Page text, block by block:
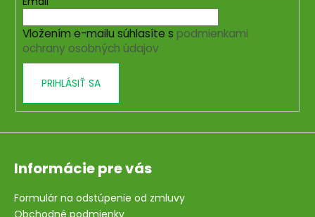
r
v
k
s
Vložením e-mailu súhlasíte s podmienkami
ochrany osobných údajov
PRIHLÁSIŤ SA
Informácie pre vás
Formulár na odstúpenie od zmluvy
Obchodné podmienky